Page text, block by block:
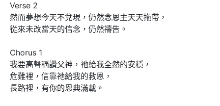
Verse 2
然而夢想今天不兌現，仍然念恩主天天拖帶，
從來未改當天的信念，仍然禱告。
Chorus 1
我要高聲稱讚父神，祂給我全然的安穩，
危難裡，信靠祂給我的救恩，
長路裡，有你的恩典滿載。